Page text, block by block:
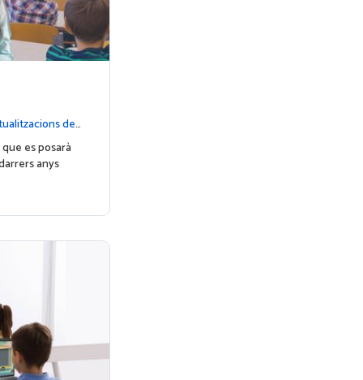
de l
es posarà
anys